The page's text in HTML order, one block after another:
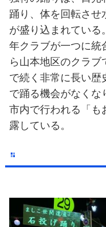
踊り、体を回転させ
が盛り込まれている
年クラブが一つに統
ら山本地区のクラブ
で続く非常に長い歴
で踊る機会がなくな
市内で行われる「も
露している。